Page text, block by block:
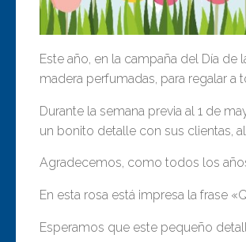
Este año, en la campaña del Día
madera perfumadas, para regalar a
Durante la semana previa al 1 de
un bonito detalle con sus clientas,
Agradecemos, como todos los
En esta rosa está impresa la frase
Esperamos que este pequeño